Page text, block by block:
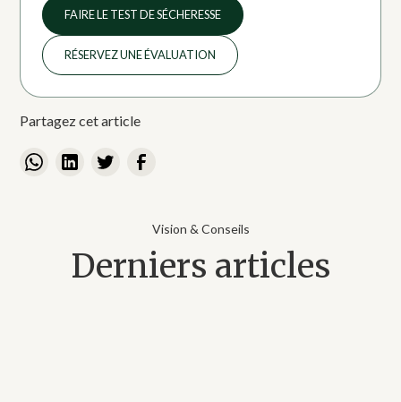
FAIRE LE TEST DE SÉCHERESSE
RÉSERVEZ UNE ÉVALUATION
Partagez cet article
Vision & Conseils
Derniers articles